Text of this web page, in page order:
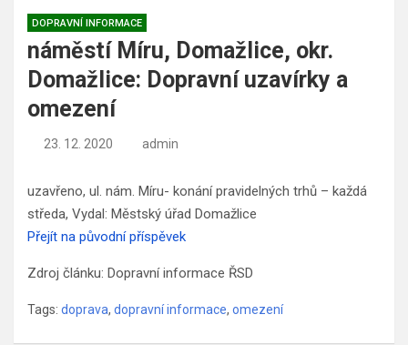
DOPRAVNÍ INFORMACE
náměstí Míru, Domažlice, okr.
Domažlice: Dopravní uzavírky a
omezení
23. 12. 2020 admin
uzavřeno, ul. nám. Míru- konání pravidelných trhů – každá
středa, Vydal: Městský úřad Domažlice
Přejít na původní příspěvek
Zdroj článku: Dopravní informace ŘSD
Tags: doprava, dopravní informace, omezení